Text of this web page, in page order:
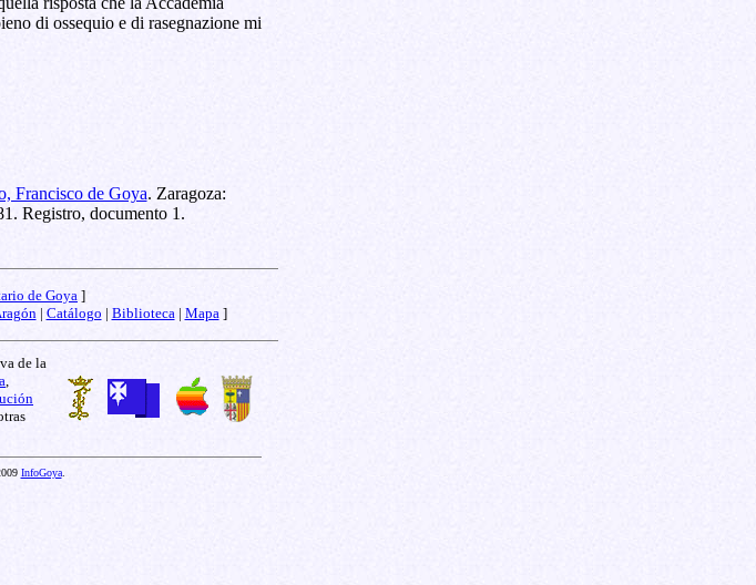
di ossequio e di rasegnazione mi
Francisco de Goya. Zaragoza:
Registro, documento 1.
de Goya ]
| Catálogo | Biblioteca | Mapa ]
de la
InfoGoya.